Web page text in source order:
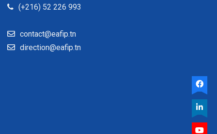
(+216) 52 226 993
contact@eafip.tn
direction@eafip.tn